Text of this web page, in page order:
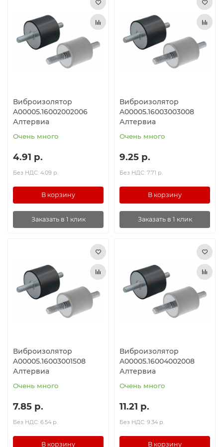
Ролики и колёса
Магниты удерживающие
Конвейерные компоненты
Алюминиевые профили
Вакуумные компоненты
Виброизолятор
A00005.16002002006
Алтервиа
Очень много
4.91 р.
Без НДС: 4.09 р.
В корзину
Заказать в 1 клик
Виброизолятор
A00005.16003003008
Алтервиа
Очень много
9.25 р.
Без НДС: 7.71 р.
В корзину
Заказать в 1 клик
Виброизолятор
A00005.16003001508
Алтервиа
Очень много
7.85 р.
Без НДС: 6.54 р.
В корзину
Виброизолятор
A00005.16004002008
Алтервиа
Очень много
11.21 р.
Без НДС: 9.34 р.
В корзину